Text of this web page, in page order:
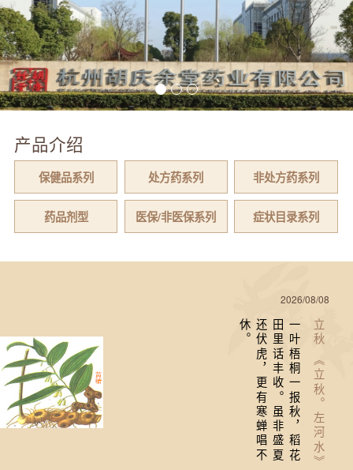
产品介绍
保健品系列 处方药系列 非处方药系列
药品剂型 医保/非医保系列 症状目录系列
2026/08/08
立秋 《立秋。左河水》
一
叶
梧
桐
一
报
秋
，
稻
花
田
里
话
丰
收
。
虽
非
盛
夏
还
伏
虎
，
更
有
寒
蝉
唱
不
休
。